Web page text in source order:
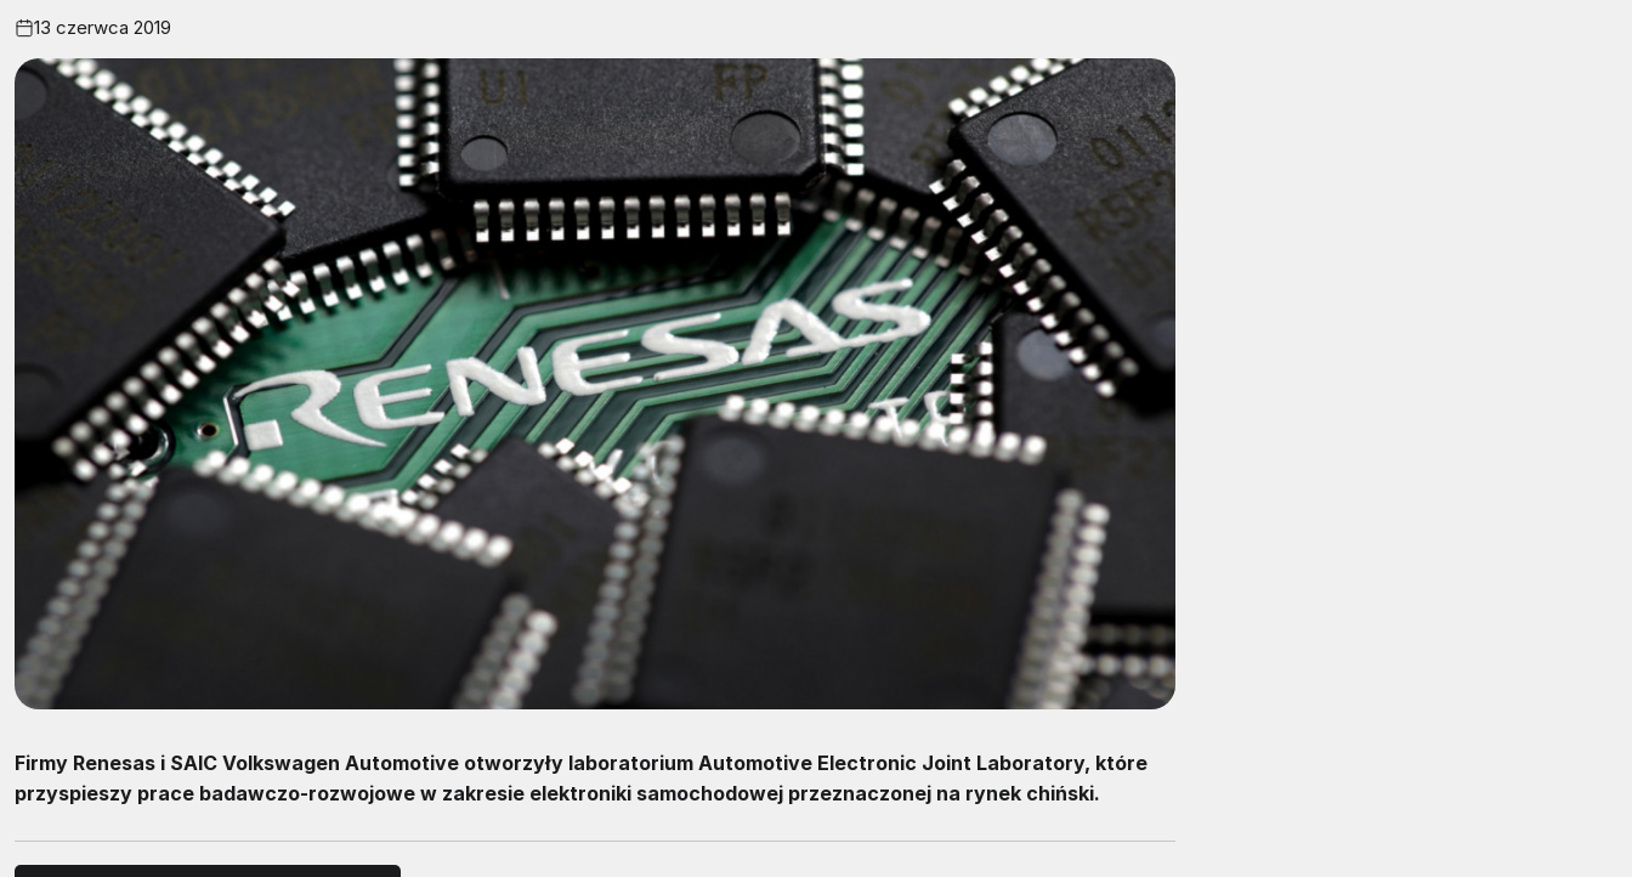
13 czerwca 2019
Firmy Renesas i SAIC Volkswagen Automotive otworzyły laboratorium Automotive Electronic Joint Laboratory, które
przyspieszy prace badawczo-rozwojowe w zakresie elektroniki samochodowej przeznaczonej na rynek chiński.